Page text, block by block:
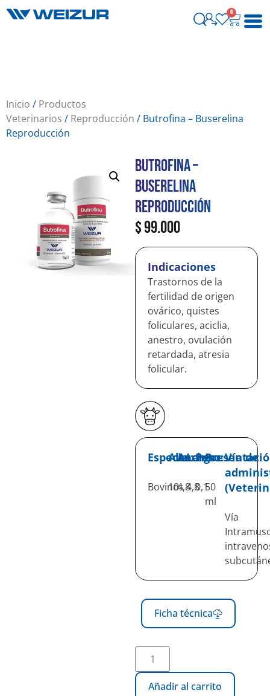
0
Inicio / Productos
Veterinarios / Reproducción / Butrofina – Buserelina
Reproducción
Butrofina –
Buserelina
Reproducción
$99.000
Indicaciones
Trastornos de la
fertilidad de origen
ovárico, quistes
foliculares, aciclia,
anestro, ovulación
retardada, atresia
folicular.
Especie:
Bovinos
Alto:
10
Ancho:
4,8
Largo:
4,8
Peso:
0,150
ml
Vía de
Vía
Ficha técnica
Añadir al carrito